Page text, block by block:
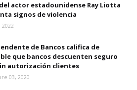
actor estadounidense Ray Liotta
signos de violencia
2022
de Bancos califica de
que bancos descuenten seguro
autorización clientes
03, 2020